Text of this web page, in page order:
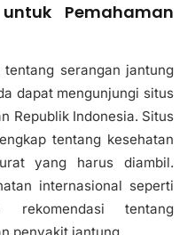
Pemahaman
serangan jantung
dapat mengunjungi situs
Republik Indonesia. Situs
tentang kesehatan
yang harus diambil.
internasional seperti
rekomendasi tentang